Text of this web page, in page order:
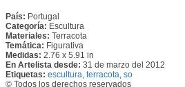
País: Portugal
Categoría: Escultura
Materiales: Terracota
Temática: Figurativa
Medidas: 2.76 x 5.91 in
En Artelista desde: 31 de marzo del 2012
Etiquetas: escultura terracota so
© Todos los derechos reservados